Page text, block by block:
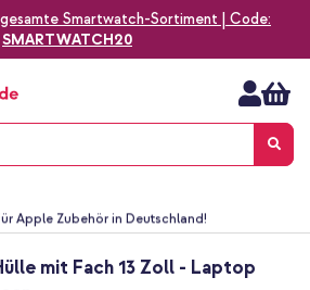
Smartwatch-Sortiment | Code:
SMARTWATCH20
Apple Zubehör in Deutschland!
mit Fach 13 Zoll - Laptop